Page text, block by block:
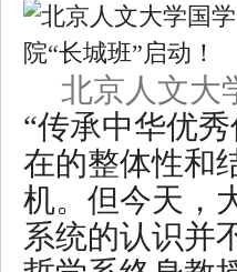
北京人文大
“传承中华优
在的整体性和
机。但今天，
系统的认识并